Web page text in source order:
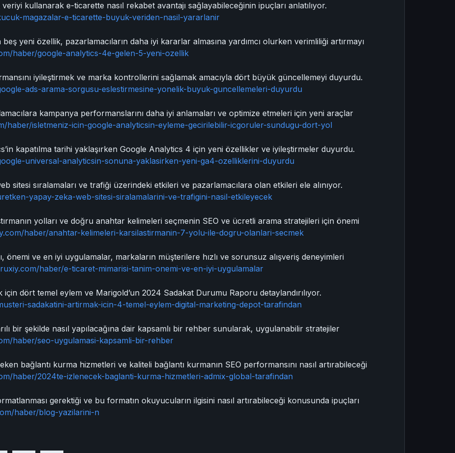
kullanarak e-ticarette nasıl rekabet avantajı sağlayabileceğinin ipuçları anlatılıyor.
magazalar-e-ticarette-buyuk-veriden-nasil-yararlanir
yeni özellik, pazarlamacıların daha iyi kararlar almasına yardımcı olurken verimliliği artırmayı
haber/google-analytics-4e-gelen-5-yeni-ozellik
iyileştirmek ve marka kontrollerini sağlamak amacıyla dört büyük güncellemeyi duyurdu.
ads-arama-sorgusu-eslestirmesine-yonelik-buyuk-guncellemeleri-duyurdu
kampanya performanslarını daha iyi anlamaları ve optimize etmeleri için yeni araçlar
haber/isletmeniz-icin-google-analyticsin-eyleme-gecirilebilir-icgoruler-sundugu-dort-yol
kapatılma tarihi yaklaşırken Google Analytics 4 için yeni özellikler ve iyileştirmeler duyurdu.
universal-analyticsin-sonuna-yaklasirken-yeni-ga4-ozelliklerini-duyurdu
sitesi sıralamaları ve trafiği üzerindeki etkileri ve pazarlamacılara olan etkileri ele alınıyor.
yapay-zeka-web-sitesi-siralamalarini-ve-trafigini-nasil-etkileyecek
yolları ve doğru anahtar kelimeleri seçmenin SEO ve ücretli arama stratejileri için önemi
haber/anahtar-kelimeleri-karsilastirmanin-7-yolu-ile-dogru-olanlari-secmek
önemi ve en iyi uygulamalar, markaların müşterilere hızlı ve sorunsuz alışveriş deneyimleri
haber/e-ticaret-mimarisi-tanim-onemi-ve-en-iyi-uygulamalar
için dört temel eylem ve Marigold’un 2024 Sadakat Durumu Raporu detaylandırılıyor.
sadakatini-artirmak-icin-4-temel-eylem-digital-marketing-depot-tarafindan
bir şekilde nasıl yapılacağına dair kapsamlı bir rehber sunularak, uygulanabilir stratejiler
haber/seo-uygulamasi-kapsamli-bir-rehber
bağlantı kurma hizmetleri ve kaliteli bağlantı kurmanın SEO performansını nasıl artırabileceği
haber/2024te-izlenecek-baglanti-kurma-hizmetleri-admix-global-tarafindan
gerektiği ve bu formatın okuyucuların ilgisini nasıl artırabileceği konusunda ipuçları
haber/blog-yazilarini-n